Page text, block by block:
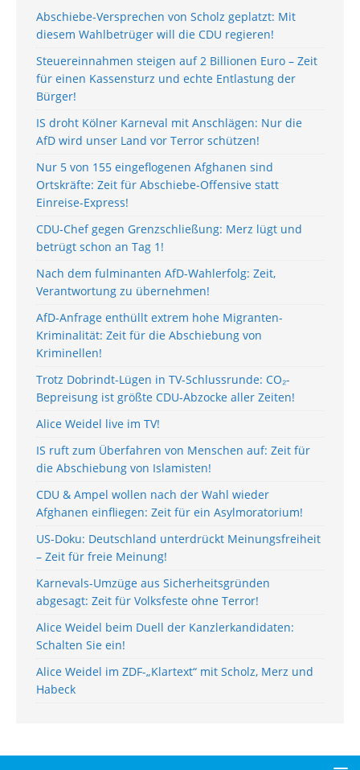
Abschiebe-Versprechen von Scholz geplatzt: Mit
diesem Wahlbetrüger will die CDU regieren!
Steuereinnahmen steigen auf 2 Billionen Euro – Zeit
für einen Kassensturz und echte Entlastung der
Bürger!
IS droht Kölner Karneval mit Anschlägen: Nur die
AfD wird unser Land vor Terror schützen!
Nur 5 von 155 eingeflogenen Afghanen sind
Ortskräfte: Zeit für Abschiebe-Offensive statt
Einreise-Express!
CDU-Chef gegen Grenzschließung: Merz lügt und
betrügt schon an Tag 1!
Nach dem fulminanten AfD-Wahlerfolg: Zeit,
Verantwortung zu übernehmen!
AfD-Anfrage enthüllt extrem hohe Migranten-
Kriminalität: Zeit für die Abschiebung von
Kriminellen!
Trotz Dobrindt-Lügen in TV-Schlussrunde: CO₂-
Bepreisung ist größte CDU-Abzocke aller Zeiten!
Alice Weidel live im TV!
IS ruft zum Überfahren von Menschen auf: Zeit für
die Abschiebung von Islamisten!
CDU & Ampel wollen nach der Wahl wieder
Afghanen einfliegen: Zeit für ein Asylmoratorium!
US-Doku: Deutschland unterdrückt Meinungsfreiheit
– Zeit für freie Meinung!
Karnevals-Umzüge aus Sicherheitsgründen
abgesagt: Zeit für Volksfeste ohne Terror!
Alice Weidel beim Duell der Kanzlerkandidaten:
Schalten Sie ein!
Alice Weidel im ZDF-„Klartext“ mit Scholz, Merz und
Habeck